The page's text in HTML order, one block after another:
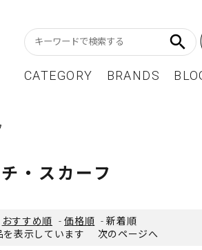
search
CATEGORY
ウトレット
BRANDS
ンドAtoZ
・スカーフ
おすすめ順 -価格順 -新着順
表示しています
次のページへ